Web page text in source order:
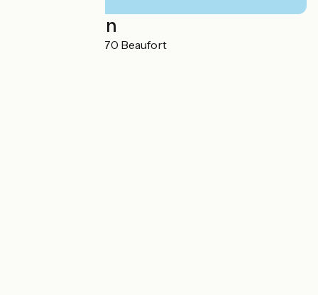
Localisation
2 Grande Rue 73270 Beaufort